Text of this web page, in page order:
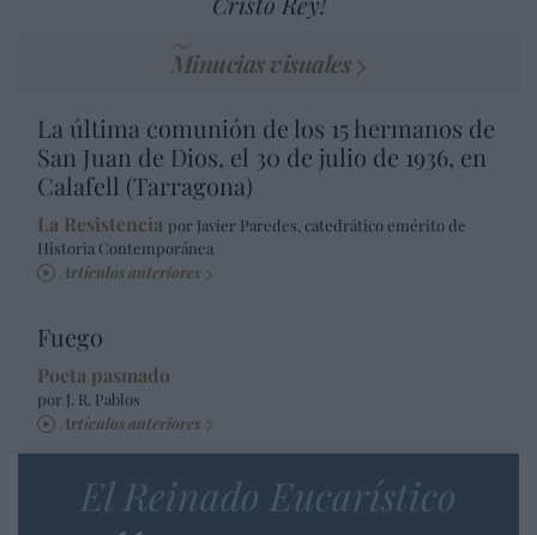
Minucias visuales
La última comunión de los 15 hermanos de
San Juan de Dios, el 30 de julio de 1936, en
Calafell (Tarragona)
La Resistencia por Javier Paredes, catedrático emérito de
Historia Contemporánea
Artículos anteriores
Fuego
Poeta pasmado
por J. R. Pablos
Artículos anteriores
El Reinado Eucarístico